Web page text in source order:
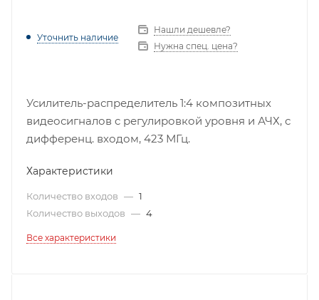
Уточнить наличие
Нашли дешевле?
Нужна спец. цена?
Усилитель-распределитель 1:4 композитных
видеосигналов c регулировкой уровня и АЧХ, с
дифференц. входом, 423 МГц.
Характеристики
Количество входов — 1
Количество выходов — 4
Все характеристики